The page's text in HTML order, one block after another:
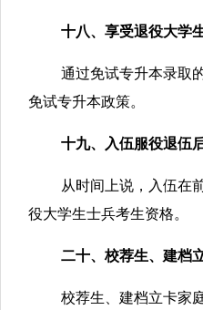
十八、享受退役大学
通过免试专升本录取
免试专升本政策。
十九、入伍服役退伍
从时间上说，入伍在
役大学生士兵考生资格。
二十、校荐生、建档
校荐生、建档立卡家